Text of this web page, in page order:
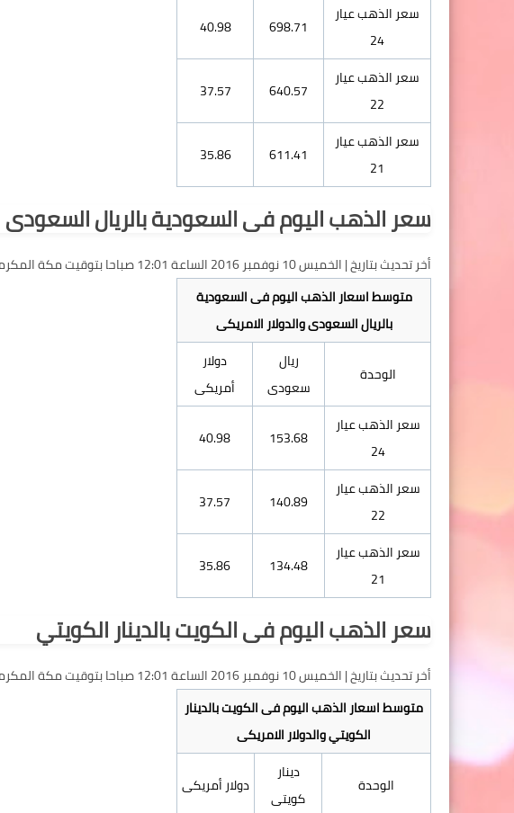
سعر الذهب عيار
24
698.71
40.98
سعر الذهب عيار
22
640.57
37.57
سعر الذهب عيار
21
611.41
35.86
سعر الذهب اليوم فى السعودية بالريال السعودى
أخر تحديث بتاريخ | الخميس 10 نوفمبر 2016 الساعة 12:01 صباحا بتوقيت مكة المكرمة
متوسط اسعار الذهب اليوم فى السعودية
بالريال السعودى والدولار الامريكى
الوحدة
ريال
سعودى
دولار
أمريكى
سعر الذهب عيار
24
153.68
40.98
سعر الذهب عيار
22
140.89
37.57
سعر الذهب عيار
21
134.48
35.86
سعر الذهب اليوم فى الكويت بالدينار الكويتي
أخر تحديث بتاريخ | الخميس 10 نوفمبر 2016 الساعة 12:01 صباحا بتوقيت مكة المكرمة
متوسط اسعار الذهب اليوم فى الكويت بالدينار
الكويتي والدولار الامريكى
الوحدة
دينار
كويتى
دولار أمريكى